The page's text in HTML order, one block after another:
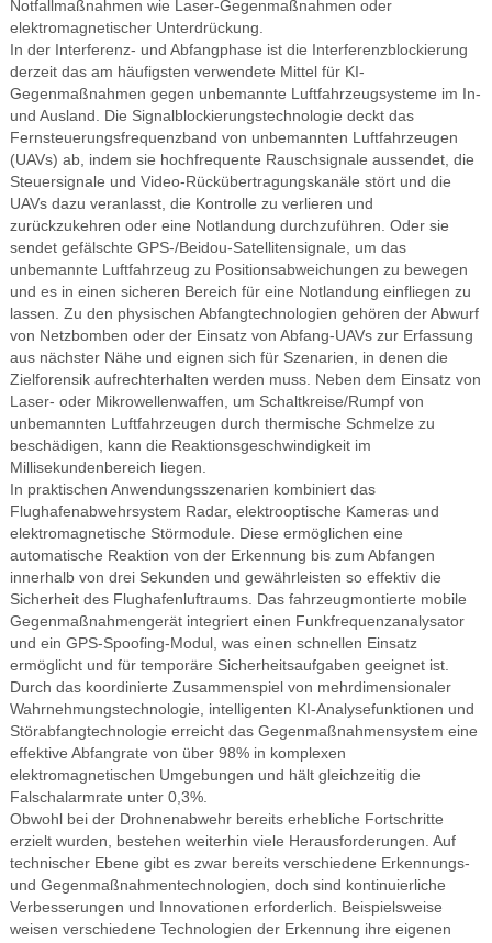
Notfallmaßnahmen wie Laser-Gegenmaßnahmen oder
elektromagnetischer Unterdrückung.
In der Interferenz- und Abfangphase ist die Interferenzblockierung
derzeit das am häufigsten verwendete Mittel für KI-
Gegenmaßnahmen gegen unbemannte Luftfahrzeugsysteme im In-
und Ausland. Die Signalblockierungstechnologie deckt das
Fernsteuerungsfrequenzband von unbemannten Luftfahrzeugen
(UAVs) ab, indem sie hochfrequente Rauschsignale aussendet, die
Steuersignale und Video-Rückübertragungskanäle stört und die
UAVs dazu veranlasst, die Kontrolle zu verlieren und
zurückzukehren oder eine Notlandung durchzuführen. Oder sie
sendet gefälschte GPS-/Beidou-Satellitensignale, um das
unbemannte Luftfahrzeug zu Positionsabweichungen zu bewegen
und es in einen sicheren Bereich für eine Notlandung einfliegen zu
lassen. Zu den physischen Abfangtechnologien gehören der Abwurf
von Netzbomben oder der Einsatz von Abfang-UAVs zur Erfassung
aus nächster Nähe und eignen sich für Szenarien, in denen die
Zielforensik aufrechterhalten werden muss. Neben dem Einsatz von
Laser- oder Mikrowellenwaffen, um Schaltkreise/Rumpf von
unbemannten Luftfahrzeugen durch thermische Schmelze zu
beschädigen, kann die Reaktionsgeschwindigkeit im
Millisekundenbereich liegen.
In praktischen Anwendungsszenarien kombiniert das
Flughafenabwehrsystem Radar, elektrooptische Kameras und
elektromagnetische Störmodule. Diese ermöglichen eine
automatische Reaktion von der Erkennung bis zum Abfangen
innerhalb von drei Sekunden und gewährleisten so effektiv die
Sicherheit des Flughafenluftraums. Das fahrzeugmontierte mobile
Gegenmaßnahmengerät integriert einen Funkfrequenzanalysator
und ein GPS-Spoofing-Modul, was einen schnellen Einsatz
ermöglicht und für temporäre Sicherheitsaufgaben geeignet ist.
Durch das koordinierte Zusammenspiel von mehrdimensionaler
Wahrnehmungstechnologie, intelligenten KI-Analysefunktionen und
Störabfangtechnologie erreicht das Gegenmaßnahmensystem eine
effektive Abfangrate von über 98% in komplexen
elektromagnetischen Umgebungen und hält gleichzeitig die
Falschalarmrate unter 0,3%.
Obwohl bei der Drohnenabwehr bereits erhebliche Fortschritte
erzielt wurden, bestehen weiterhin viele Herausforderungen. Auf
technischer Ebene gibt es zwar bereits verschiedene Erkennungs-
und Gegenmaßnahmentechnologien, doch sind kontinuierliche
Verbesserungen und Innovationen erforderlich. Beispielsweise
weisen verschiedene Technologien der Erkennung ihre eigenen